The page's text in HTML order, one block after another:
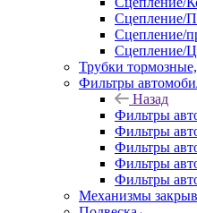
Сцепление/
Сцепление/
Сцепление/
Трубки
Фильтры
Назад
Фильтры
Фильтры
Фильтры
Фильтры
Фильтры
Механизмы